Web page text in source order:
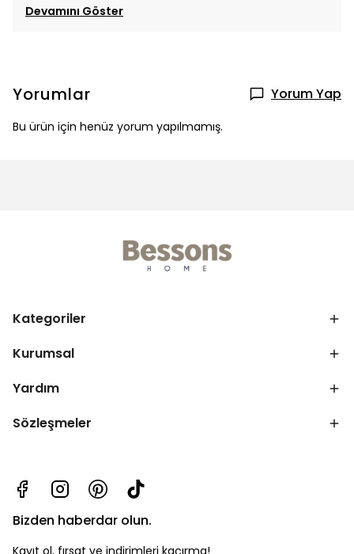
Devamını Göster
Yorumlar Yorum Yap
Bu ürün için henüz yorum yapılmamış.
Kategoriler
Kurumsal
Yardım
Sözleşmeler
Bizden haberdar olun.
Kayıt ol, fırsat ve indirimleri kaçırma!